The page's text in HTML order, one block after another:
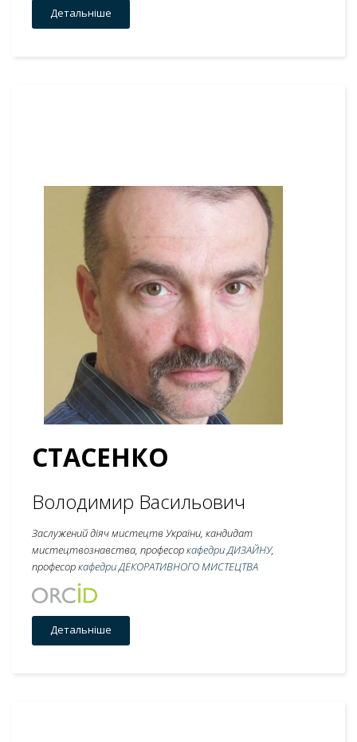
Детальніше
СТАСЕНКО
Володимир Васильович
Заслужений діяч мистецтв України, кандидат
мистецтвознавства, професоркафедри ДИЗАЙНУ,
професоркафедри ДЕКОРАТИВНОГО МИСТЕЦТВА
Детальніше